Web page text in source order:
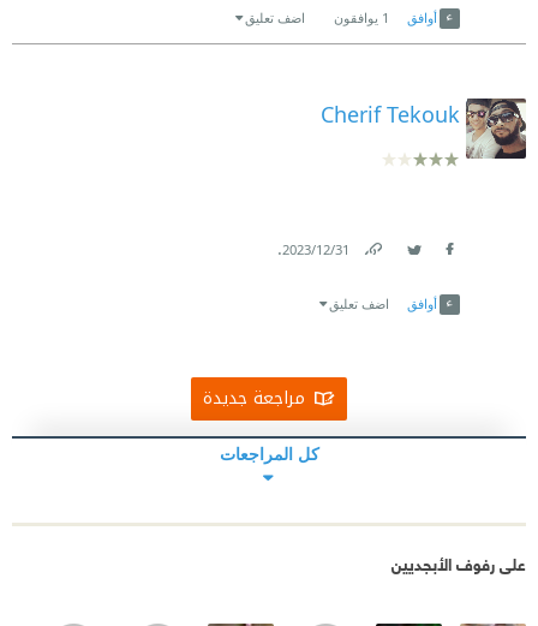
أوافق 1 يوافقون اضف تعليق
Cherif Tekouk
31‏/12‏/2023
.
أوافق اضف تعليق
مراجعة جديدة
كل المراجعات
على رفوف الأبجديين